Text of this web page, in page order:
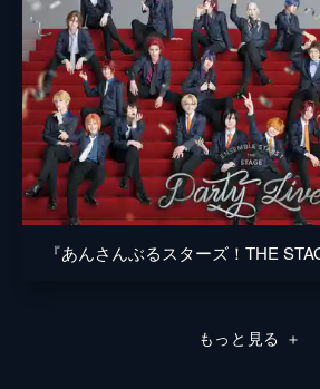
もっと見る ＋